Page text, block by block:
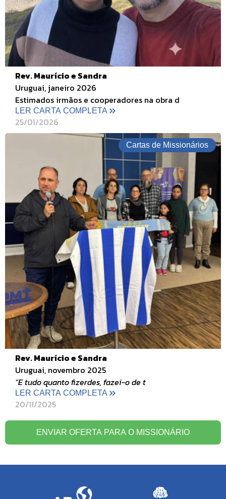
Rev. Maurício e Sandra
Uruguai, janeiro 2026
Estimados irmãos e cooperadores na obra d
LER CARTA COMPLETA
25/01/2026
Cartas de Missionários
Rev. Maurício e Sandra
Uruguai, novembro 2025
“E tudo quanto fizerdes, fazei-o de t
LER CARTA COMPLETA
20/11/2025
ENVIAR OFERTA PARA O MISSIONÁRIO